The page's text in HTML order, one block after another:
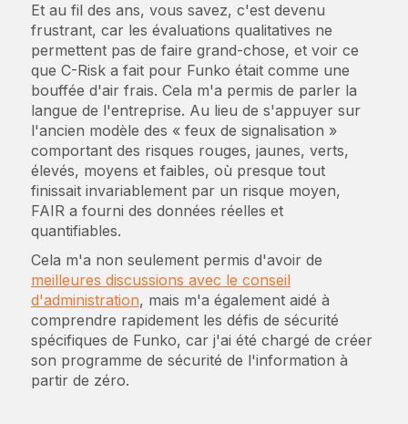
Et au fil des ans, vous savez, c'est devenu
frustrant, car les évaluations qualitatives ne
permettent pas de faire grand-chose, et voir ce
que C-Risk a fait pour Funko était comme une
bouffée d'air frais. Cela m'a permis de parler la
langue de l'entreprise. Au lieu de s'appuyer sur
l'ancien modèle des « feux de signalisation »
comportant des risques rouges, jaunes, verts,
élevés, moyens et faibles, où presque tout
finissait invariablement par un risque moyen,
FAIR a fourni des données réelles et
quantifiables.
Cela m'a non seulement permis d'avoir de
meilleures discussions avec le conseil
d'administration, mais m'a également aidé à
comprendre rapidement les défis de sécurité
spécifiques de Funko, car j'ai été chargé de créer
son programme de sécurité de l'information à
partir de zéro.